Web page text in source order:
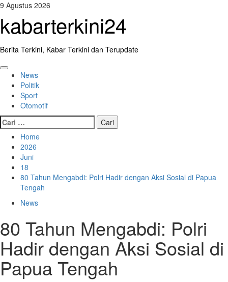
Skip
content
9 Agustus 2026
kabarterkini24
Berita Terkini, Kabar Terkini dan Terupdate
Primary
Menu
News
Politik
Sport
Otomotif
Cari
untuk:
Home
2026
Juni
18
80 Tahun Mengabdi: Polri Hadir dengan Aksi Sosial di Papua
Tengah
News
80 Tahun Mengabdi: Polri
Hadir dengan Aksi Sosial di
Papua Tengah